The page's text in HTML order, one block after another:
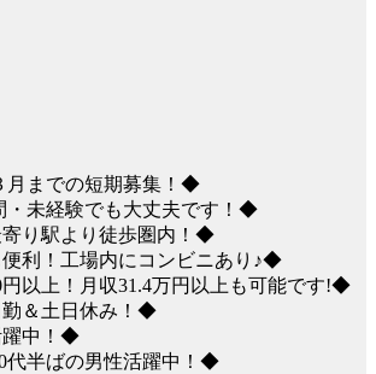
月までの短期募集！◆
未経験でも大丈夫です！◆
り駅より徒歩圏内！◆
利！工場内にコンビニあり♪◆
以上！月収31.4万円以上も可能です!◆
＆土日休み！◆
躍中！◆
代半ばの男性活躍中！◆